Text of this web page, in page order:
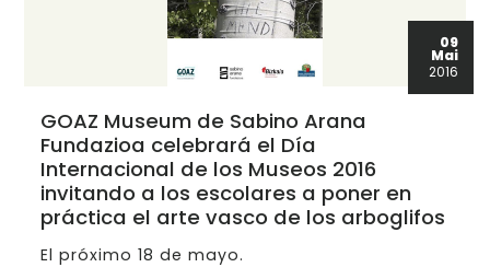
09
Mai
2016
GOAZ Museum de Sabino Arana
Fundazioa celebrará el Día
Internacional de los Museos 2016
invitando a los escolares a poner en
práctica el arte vasco de los arboglifos
El próximo 18 de mayo.